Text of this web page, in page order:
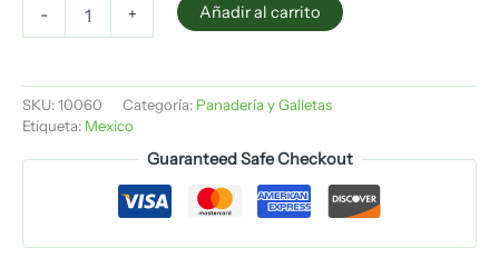
- + Añadir al carrito
SKU:10060 Categoría: Panadería y Galletas
Etiqueta: Mexico
Guaranteed Safe Checkout